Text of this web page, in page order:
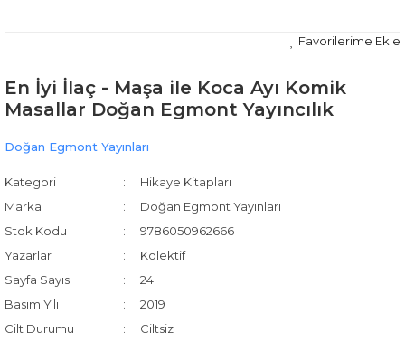
En İyi İlaç - Maşa ile Koca Ayı Komik
Masallar Doğan Egmont Yayıncılık
Doğan Egmont Yayınları
Kategori
Hikaye Kitapları
Marka
Doğan Egmont Yayınları
Stok Kodu
9786050962666
Yazarlar
Kolektif
Sayfa Sayısı
24
Basım Yılı
2019
Cilt Durumu
Ciltsiz